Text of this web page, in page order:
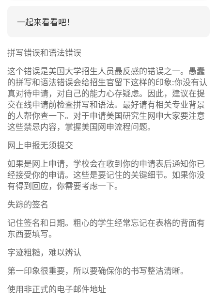
一起来看看吧！
拼写错误和语法错误
这个错误是美国大学招生人员最反感的错误之一。愚蠢
的拼写和语法错误会给招生官留下这样的印象:你没有认
真对待申请，对自己的能力心存疑虑。因此，建议在提
交在线申请前检查拼写和语法。最好请有相关专业背景
的人帮你查一下。对于申请美国研究生网申大家要注意
这些禁忌内容，掌握美国网申流程问题。
网上申报无须提交
如果是网上申请，学校会在收到你的申请表后通知你已
经接受你的申请。这些是要记住的关键细节。如果你没
有得到回应，你需要考虑一下。
失踪的签名
记住签名和日期。粗心的学生经常忘记在表格的背面有
东西要填写。
字迹粗糙，难以辨认
第一印象很重要，所以要确保你的书写整洁清晰。
使用非正式的电子邮件地址